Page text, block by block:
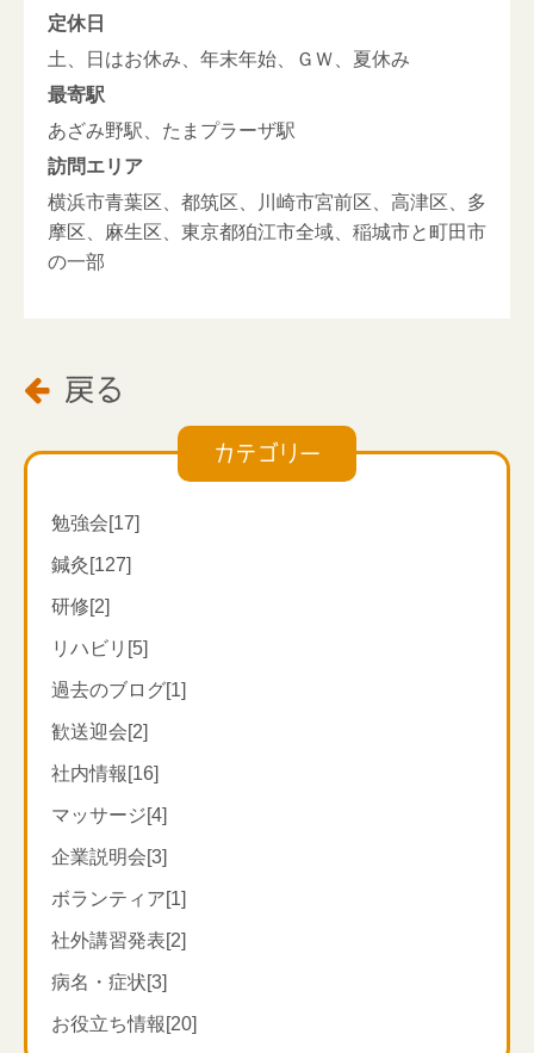
定休日
土、日はお休み、年末年始、ＧＷ、夏休み
最寄駅
あざみ野駅、たまプラーザ駅
訪問エリア
横浜市青葉区、都筑区、川崎市宮前区、高津区、多
摩区、麻生区、東京都狛江市全域、稲城市と町田市
の一部
 戻る
カテゴリー
勉強会[17]
鍼灸[127]
研修[2]
リハビリ[5]
過去のブログ[1]
歓送迎会[2]
社内情報[16]
マッサージ[4]
企業説明会[3]
ボランティア[1]
社外講習発表[2]
病名・症状[3]
お役立ち情報[20]